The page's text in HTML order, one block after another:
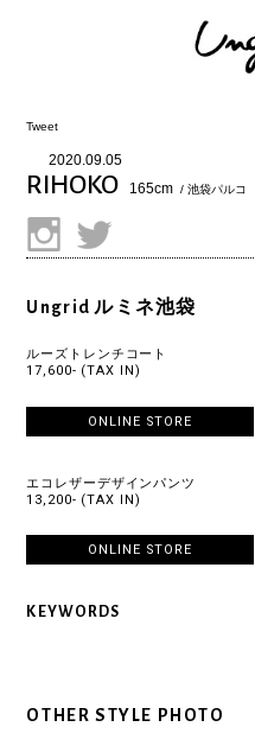
Tweet
2020.09.05
RIHOKO 165cm / 池袋パルコ
Ungrid ルミネ池袋
ルーズトレンチコート
17,600- (TAX IN)
ONLINE STORE
エコレザーデザインパンツ
13,200- (TAX IN)
ONLINE STORE
KEYWORDS
OTHER STYLE PHOTO